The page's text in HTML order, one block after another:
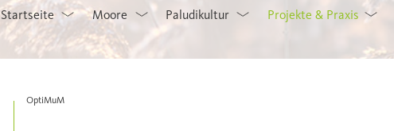
Startseite Moore Paludikultur Projekte & Praxis
OptiMuM